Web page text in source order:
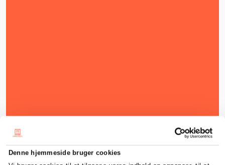
Denne hjemmeside bruger cookies